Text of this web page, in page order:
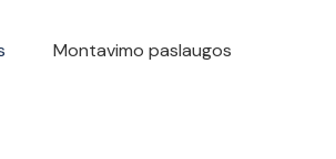
Montavimo paslaugos